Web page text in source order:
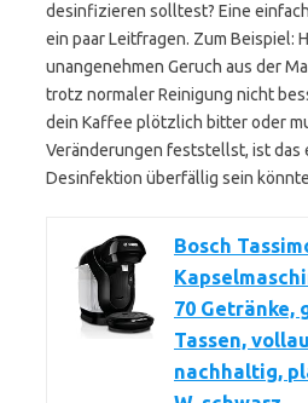
desinfizieren solltest? Eine
ein paar Leitfragen. Zum Beispiel:
unangenehmen Geruch aus der
trotz normaler Reinigung nicht
dein Kaffee plötzlich bitter oder
Veränderungen feststellst, ist das
Desinfektion überfällig sein
Bosch
70 Getränke,
Tassen,
nachhaltig,